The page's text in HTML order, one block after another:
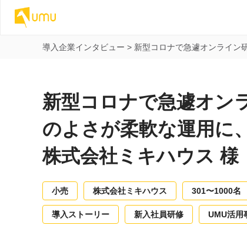
導入企業インタビュー > 新型コロナで急遽オンライン
新型コロナで急遽オン
のよさが柔軟な運用に
株式会社ミキハウス 様
小売 株式会社ミキハウス 301〜1000名
導入ストーリー 新入社員研修 UMU活用